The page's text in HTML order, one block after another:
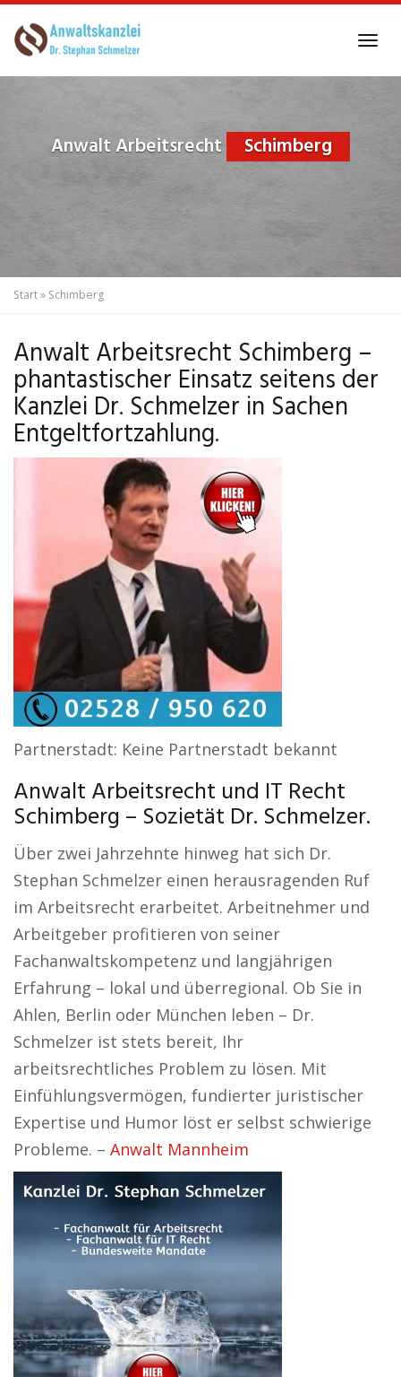
to
Anwalt Arbeitsrecht Schimberg
Start» Schimberg
Anwalt Arbeitsrecht Schimberg –
phantastischer Einsatz seitens der
Kanzlei Dr. Schmelzer in Sachen
Entgeltfortzahlung.
Partnerstadt: Keine Partnerstadt bekannt
Anwalt Arbeitsrecht und IT Recht
Schimberg – Sozietät Dr. Schmelzer.
Über zwei Jahrzehnte hinweg hat sich Dr.
Stephan Schmelzer einen herausragenden Ruf
im Arbeitsrecht erarbeitet. Arbeitnehmer und
Arbeitgeber profitieren von seiner
Fachanwaltskompetenz und langjährigen
Erfahrung – lokal und überregional. Ob Sie in
Ahlen, Berlin oder München leben – Dr.
Schmelzer ist stets bereit, Ihr
arbeitsrechtliches Problem zu lösen. Mit
Einfühlungsvermögen, fundierter juristischer
Expertise und Humor löst er selbst schwierige
Probleme. – Anwalt Mannheim